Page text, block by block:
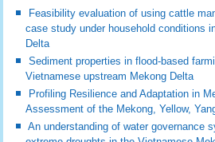
Feasibility evaluation of using cattle
case study under household conditions
Delta
Sediment properties in flood-based
Vietnamese upstream Mekong Delta
Profiling Resilience and Adaptation in
Assessment of the Mekong, Yellow,
An understanding of water governance